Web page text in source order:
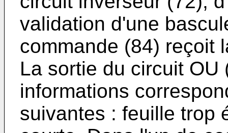
validation d'une
commande (84) reçoit
La sortie du circuit OU
informations
suivantes : feuille trop